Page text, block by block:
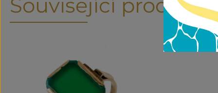
Související produkty